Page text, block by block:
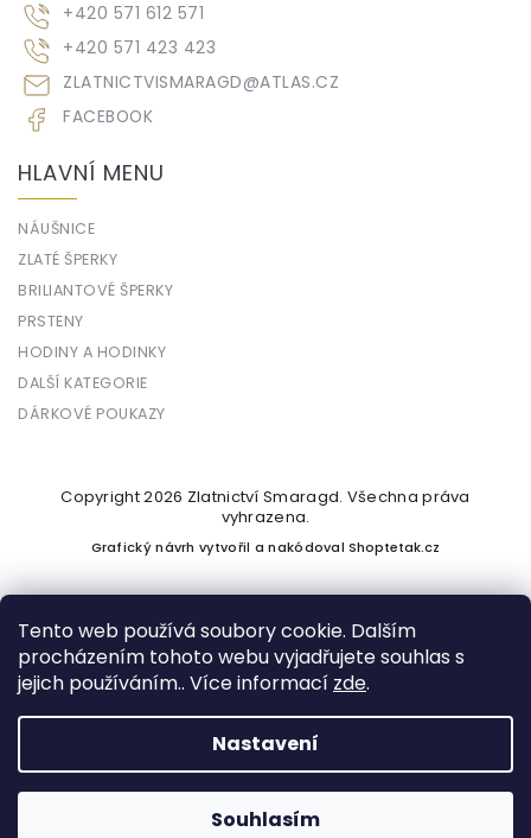
Tento web používá soubory cookie. Dalším
procházením tohoto webu vyjadřujete souhlas s
jejich používáním.. Více informací zde.
Nastavení
Souhlasím
ZLATNICTVISMARAGD@ATLAS.CZ
+420 571 612 571
+420 571 423 423
FACEBOOK
HLAVNÍ MENU
NÁUŠNICE
ZLATÉ ŠPERKY
BRILIANTOVÉ ŠPERKY
PRSTENY
HODINY A HODINKY
DALŠÍ KATEGORIE
DÁRKOVÉ POUKAZY
Vytvořil Shoptet
Copyright 2026 Zlatnictví Smaragd. Všechna práva
vyhrazena.
Grafický návrh vytvořil a nakódovalShoptetak.cz
Podle zákona o evidenci tržeb je prodávající povinen vystavit
kupujícímu účtenku. Zároveň je povinen zaevidovat přijatou
tržbu u správce daně online; v případě technického výpadku
pak nejpozději do 48 hodin.